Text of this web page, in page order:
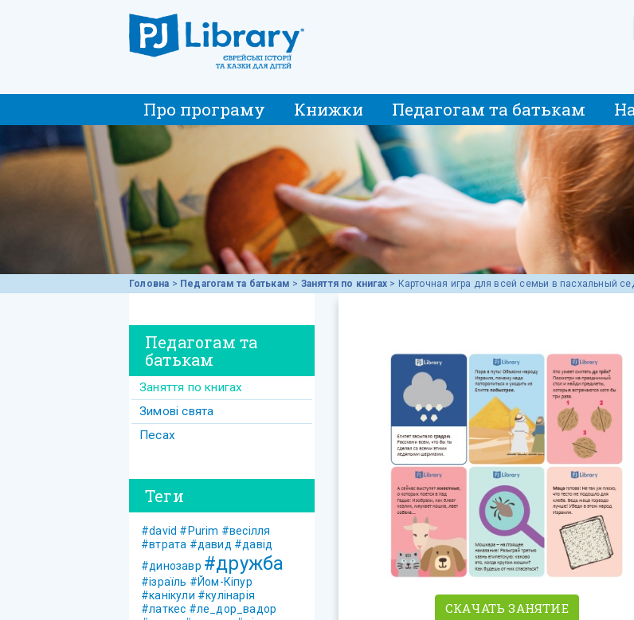
Про програму Книжки Педагогам та батькам
Головна > Педагогам та батькам > Заняття по книгах > Карточная игра для всей семьи в пасхальный
СКАЧАТЬ ЗАНЯТИЕ
Педагогам та
батькам
Заняття по книгах
Зимові свята
Песах
Теги
#david #Purim #весілля
#втрата #давид #давід
#динозавр #дружба
#ізраїль #Йом-Кіпур
#канікули #кулінарія
#латкес #ле_дор_вадор